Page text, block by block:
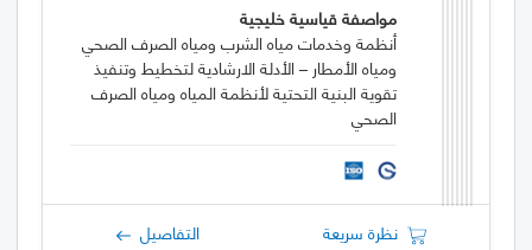
مواصفة قياسية خليجية
أنظمة وخدمات مياه الشرب ومياه الصرف الصحي
ومياه الأمطار – الأدلة الارشادية لتخطيط وتنفيذ
تقوية البنية التحتية لأنظمة المياه ومياه الصرف
الصحي
نظرة سريعة التفاصيل